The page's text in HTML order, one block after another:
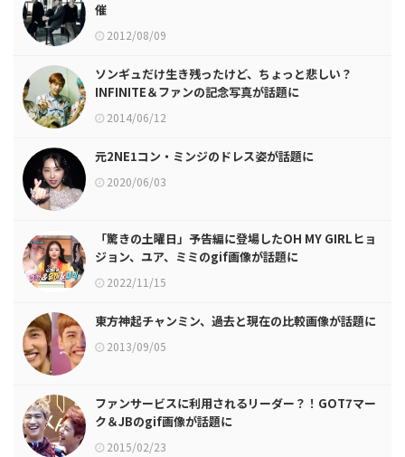
催
2012/08/09
ソンギュだけ生き残ったけど、ちょっと悲しい？
INFINITE＆ファンの記念写真が話題に
2014/06/12
元2NE1コン・ミンジのドレス姿が話題に
2020/06/03
「驚きの土曜日」予告編に登場したOH MY GIRLヒョ
ジョン、ユア、ミミのgif画像が話題に
2022/11/15
東方神起チャンミン、過去と現在の比較画像が話題に
2013/09/05
ファンサービスに利用されるリーダー？！GOT7マー
ク＆JBのgif画像が話題に
2015/02/23